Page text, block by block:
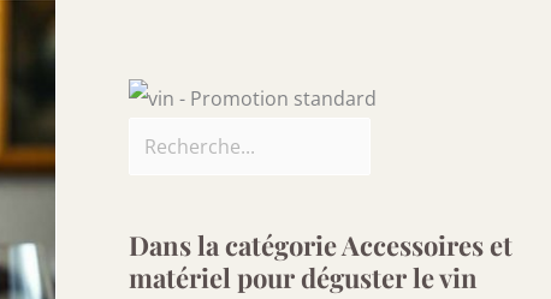
Dans la catégorie Accessoires et
matériel pour déguster le vin